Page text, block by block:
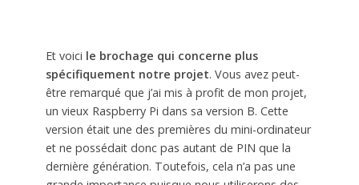
Et voici le brochage qui concerne plus
spécifiquement notre projet. Vous avez peut-
être remarqué que j’ai mis à profit de mon projet,
un vieux Raspberry Pi dans sa version B. Cette
version était une des premières du mini-ordinateur
et ne possédait donc pas autant de PIN que la
dernière génération. Toutefois, cela n’a pas une